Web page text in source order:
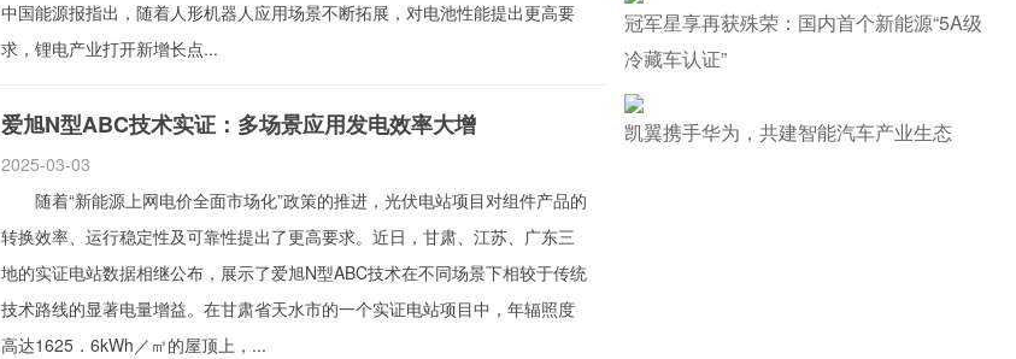
中国能源报指出，随着人形机器人应用场景不断拓展，对电池性能提出更高要
求，锂电产业打开新增长点...
爱旭N型ABC技术实证：多场景应用发电效率大增
2025-03-03
随着“新能源上网电价全面市场化”政策的推进，光伏电站项目对组件产品的
转换效率、运行稳定性及可靠性提出了更高要求。近日，甘肃、江苏、广东三
地的实证电站数据相继公布，展示了爱旭N型ABC技术在不同场景下相较于传统
技术路线的显著电量增益。在甘肃省天水市的一个实证电站项目中，年辐照度
高达1625．6kWh／㎡的屋顶上，...
冠军星享再获殊荣：国内首个新能源“5A级
冷藏车认证”
凯翼携手华为，共建智能汽车产业生态